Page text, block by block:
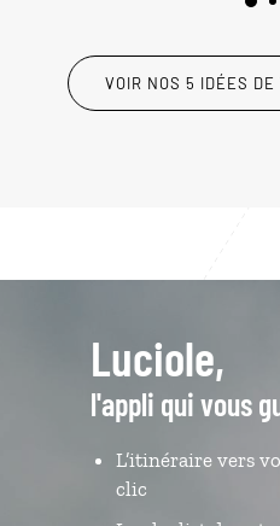
VOIR NOS 5 IDÉES DE
Luciole,
l'appli qui vous
L’itinéraire vers
clic